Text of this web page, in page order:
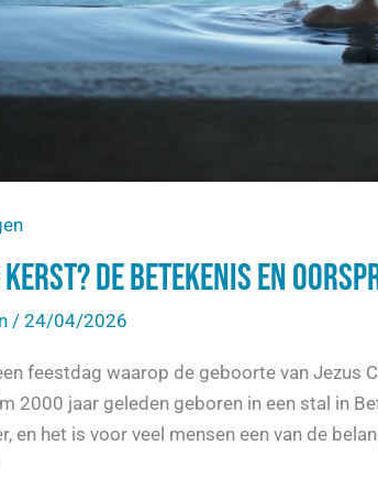
kerst? De betekenis en
/ 24/04/2026
feestdag waarop de geboorte van Jezus
2000 jaar geleden geboren in een stal in
en het is voor veel mensen een van de